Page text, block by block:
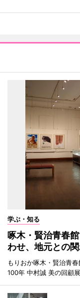
学ぶ・知る
啄木・賢治青春
わせ、地元との
もりおか啄木・賢治青
100年 中村誠 美の回顧